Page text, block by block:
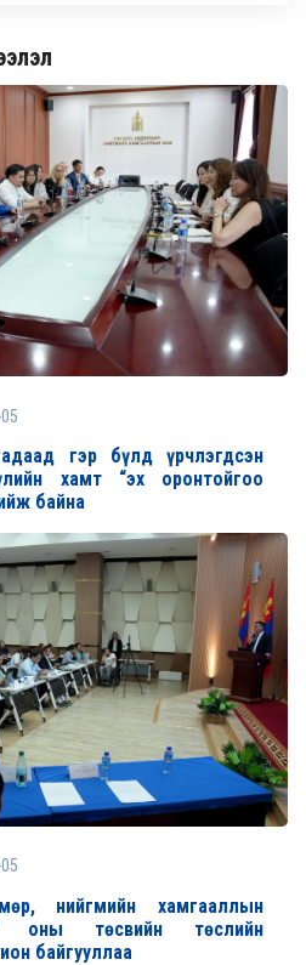
гэр бүлд үрчлэгдсэн
хамт “эх оронтойгоо
байна
нийгмийн хамгааллын
оны төсвийн төслийн
байгууллаа